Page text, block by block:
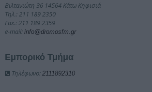
Βιλτανιώτη 36 14564 Κάτω Κηφισιά
Τηλ.: 211 189 2350
Fax.: 211 189 2359
e-mail: info@dromosfm.gr
Εμπορικό Τμήμα
Τηλέφωνο: 2111892310